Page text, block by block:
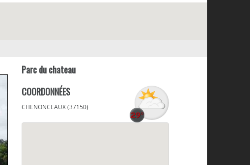
Parc du chateau
COORDONNÉES
CHENONCEAUX (37150)